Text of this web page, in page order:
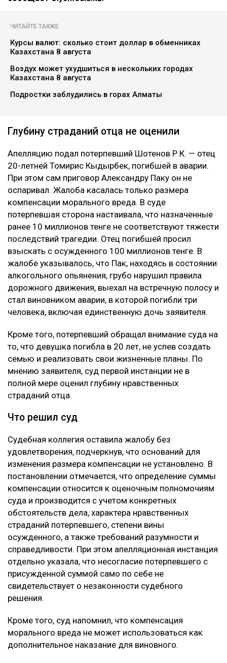
ЧИТАЙТЕ ТАКЖЕ
Курсы валют: сколько стоит доллар в обменниках
Казахстана 8 августа
Воздух может ухудшиться в нескольких городах
Казахстана 8 августа
Подростки заблудились в горах Алматы
Глубину страданий отца не оценили
Апелляцию подал потерпевший Шотенов Р.К. — отец
20-летней Томирис Кыдырбек, погибшей в аварии.
При этом сам приговор Александру Паку он не
оспаривал. Жалоба касалась только размера
компенсации морального вреда. В суде
потерпевшая сторона настаивала, что назначенные
ранее 10 миллионов тенге не соответствуют тяжести
последствий трагедии. Отец погибшей просил
взыскать с осужденного 100 миллионов тенге. В
жалобе указывалось, что Пак, находясь в состоянии
алкогольного опьянения, грубо нарушил правила
дорожного движения, выехал на встречную полосу и
стал виновником аварии, в которой погибли три
человека, включая единственную дочь заявителя.
Кроме того, потерпевший обращал внимание суда на
то, что девушка погибла в 20 лет, не успев создать
семью и реализовать свои жизненные планы. По
мнению заявителя, суд первой инстанции не в
полной мере оценил глубину нравственных
страданий отца.
Что решил суд
Судебная коллегия оставила жалобу без
удовлетворения, подчеркнув, что оснований для
изменения размера компенсации не установлено. В
постановлении отмечается, что определение суммы
компенсации относится к оценочным полномочиям
суда и производится с учетом конкретных
обстоятельств дела, характера нравственных
страданий потерпевшего, степени вины
осужденного, а также требований разумности и
справедливости. При этом апелляционная инстанция
отдельно указала, что несогласие потерпевшего с
присужденной суммой само по себе не
свидетельствует о незаконности судебного
решения.
Кроме того, суд напомнил, что компенсация
морального вреда не может использоваться как
дополнительное наказание для виновного.